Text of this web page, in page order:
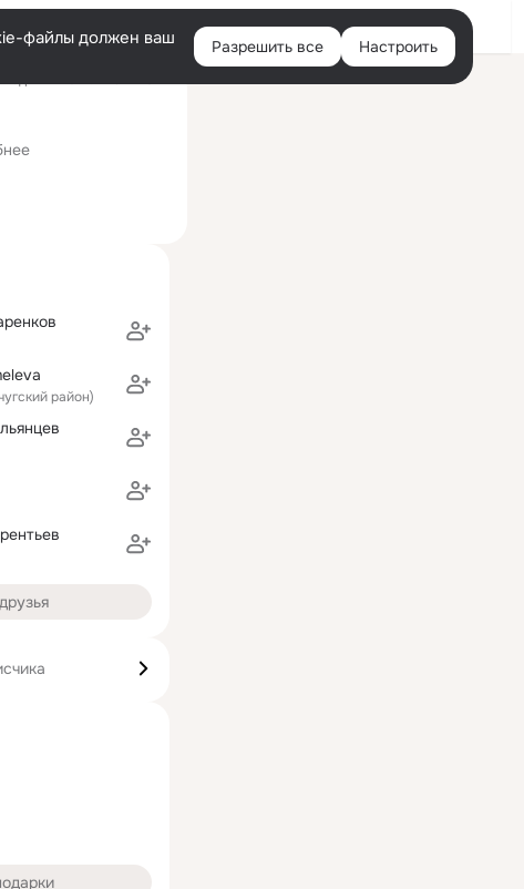
Войти
файлы должен ваш
Разрешить все Настроить
образованием)
район)